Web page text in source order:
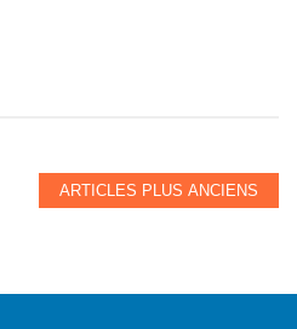
ARTICLES PLUS ANCIENS